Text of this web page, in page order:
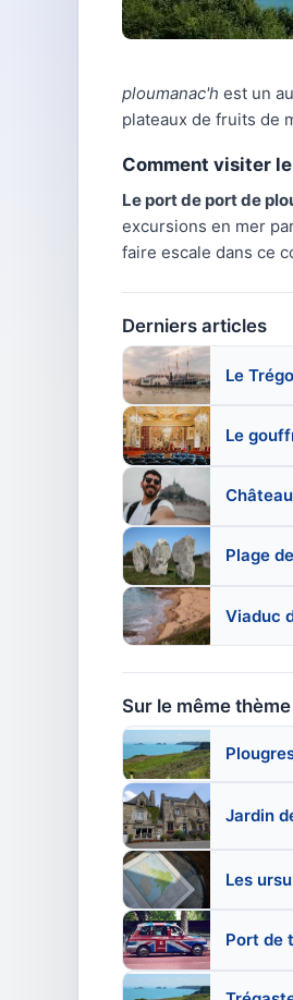
ploumanac'h est un
plateaux de fruits de
Comment visiter
Le port de port de
excursions en mer
faire escale dans ce
Derniers articles
Le
Le
Plage
Viaduc
Sur le même thème
Jardin
Les
Port de